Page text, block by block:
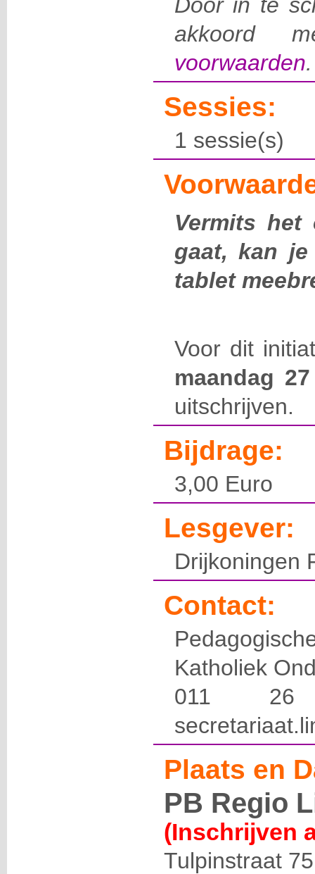
akkoord
voorwaarden.
Sessies:
1 sessie(s)
Vermits het
gaat, kan
tablet
Voor dit
maandag
uitschrijven.
Bijdrage:
3,00 Euro
Lesgever:
Drijkoningen
Contact:
Katholiek
011
Plaats en
PB Regio
(Inschrijven
Tulpinstraat 75